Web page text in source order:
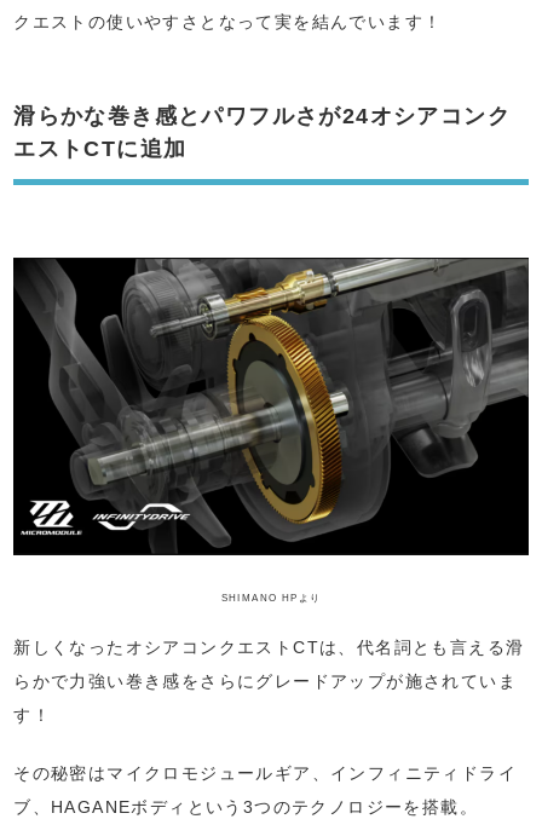
クエストの使いやすさとなって実を結んでいます！
滑らかな巻き感とパワフルさが24オシアコンク
エストCTに追加
SHIMANO HPより
新しくなったオシアコンクエストCTは、代名詞とも言える滑
らかで力強い巻き感をさらにグレードアップが施されていま
す！
その秘密はマイクロモジュールギア、インフィニティドライ
ブ、HAGANEボディという3つのテクノロジーを搭載。